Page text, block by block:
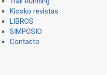
Kiosko revistas
LIBROS
SIMPOSIO
Contacto